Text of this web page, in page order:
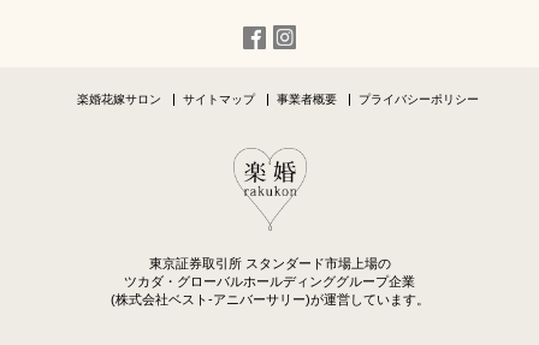
楽婚花嫁サロン サイトマップ 事業者概要 プライバシーポリシー
東京証券取引所 スタンダード市場上場の
ツカダ・グローバルホールディンググループ企業
(株式会社ベスト-アニバーサリー)が運営しています。